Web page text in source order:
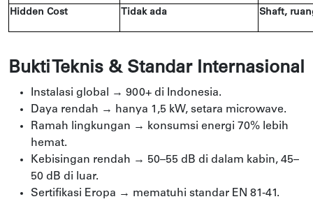
Hidden Cost Tidak ada Shaft,
Bukti Teknis & Standar Internasional
Instalasi global → 900+ di Indonesia.
Daya rendah → hanya 1,5 kW, setara microwave.
Ramah lingkungan → konsumsi energi 70% lebih
hemat.
Kebisingan rendah → 50–55 dB di dalam kabin, 45–
50 dB di luar.
Sertifikasi Eropa → mematuhi standar EN 81-41.